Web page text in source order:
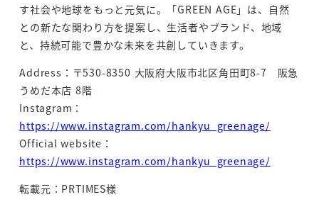
す社会や地球をもっと元気に。「GREEN AGE」は、自然
との新たな関わり方を提案し、生活者やブランド、地域
と、持続可能で豊かな未来を共創していきます。
Address：〒530-8350 大阪府大阪市北区角田町8-7 阪急
うめだ本店 8階
Instagram：
https://www.instagram.com/hankyu_greenage/
Official website：
https://www.instagram.com/hankyu_greenage/
転載元：PRTIMES様